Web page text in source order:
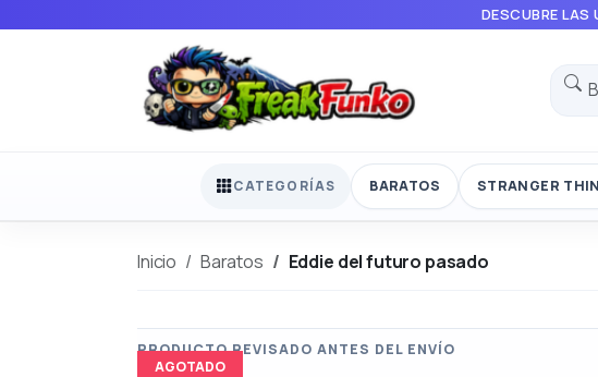
DESCUBRE LAS
CATEGORÍAS BARATOS STRANGER
Inicio Baratos Eddie del futuro pasado
AGOTADO